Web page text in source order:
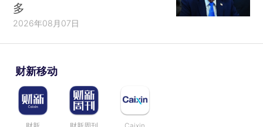
多
2026年08月07日
财新移动